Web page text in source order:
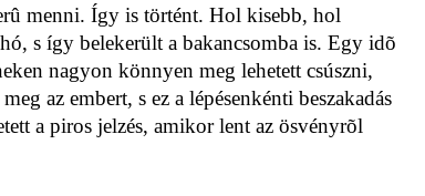
menni. Így is történt. Hol kisebb, hol
s így belekerült a bakancsomba is. Egy idõ
nagyon könnyen meg lehetett csúszni,
az embert, s ez a lépésenkénti beszakadás
a piros jelzés, amikor lent az ösvényrõl